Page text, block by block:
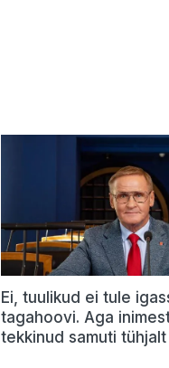
Ei, tuulikud ei tule
tagahoovi. Aga
tekkinud samuti